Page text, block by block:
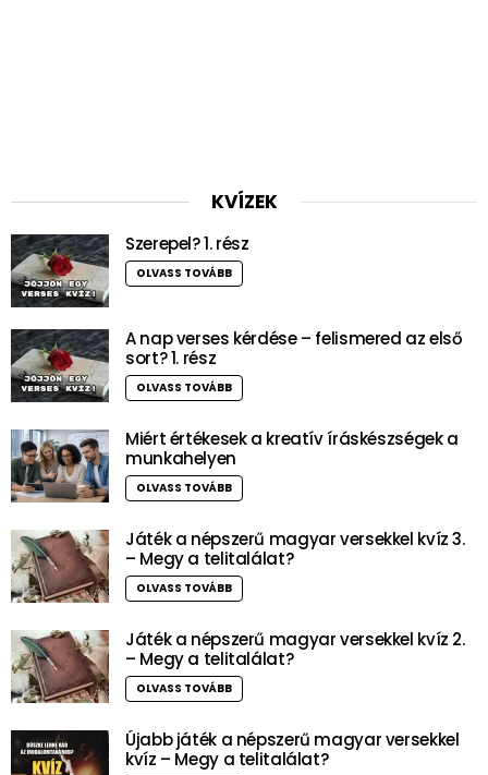
KVÍZEK
Szerepel? 1. rész
OLVASS TOVÁBB
A nap verses kérdése – felismered az első
sort? 1. rész
OLVASS TOVÁBB
Miért értékesek a kreatív íráskészségek a
munkahelyen
OLVASS TOVÁBB
Játék a népszerű magyar versekkel kvíz 3.
– Megy a telitalálat?
OLVASS TOVÁBB
Játék a népszerű magyar versekkel kvíz 2.
– Megy a telitalálat?
OLVASS TOVÁBB
Újabb játék a népszerű magyar versekkel
kvíz – Megy a telitalálat?